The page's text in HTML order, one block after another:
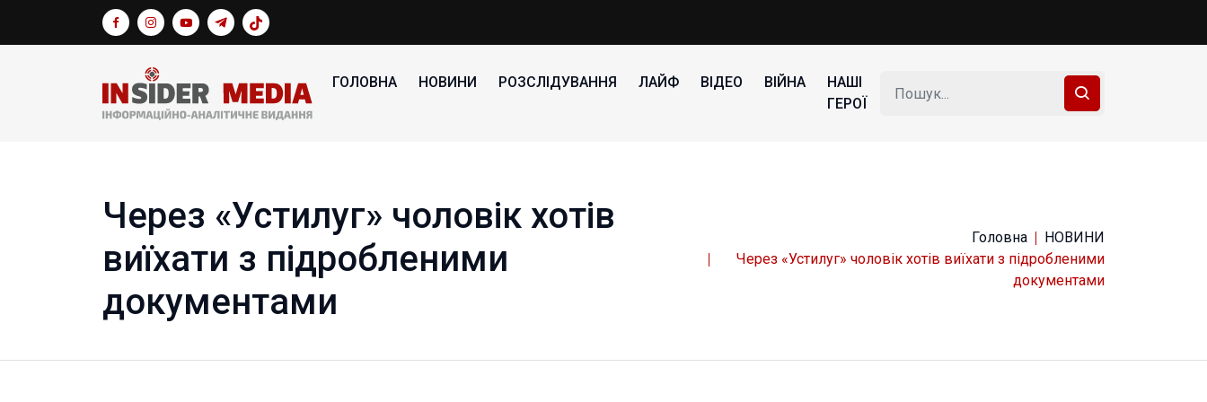
ГОЛОВНА НОВИНИ РОЗСЛІДУВАННЯ ЛАЙФ ВІДЕО ВІЙНА
НАШІ
ГЕРОЇ
Через «Устилуг» чоловік хотів
виїхати з підробленими
документами
Головна
НОВИНИ
Через «Устилуг» чоловік хотів виїхати з підробленими
документами